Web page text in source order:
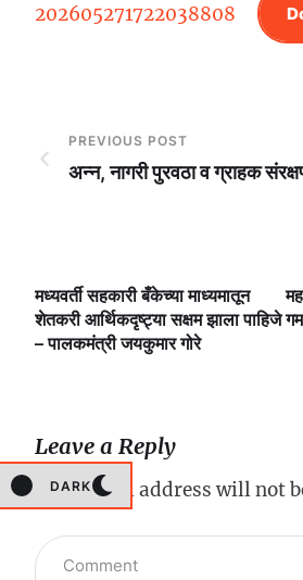
DARK
202605271722038808
PREVIOUS POST
अन्‍न, नागरी पुरवठा व ग्राहक
मध्यवर्ती सहकारी बँकेच्या माध्यमातून
शेतकरी आर्थिकदृष्ट्या सक्षम झाला पाहिजे
– पालकमंत्री जयकुमार गोरे
Leave a Reply
Your email address will not